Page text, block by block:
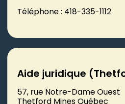
Téléphone : 418-335-1112
Aide juridique
57, rue Notre-Dame Ouest
Thetford Mines Québec